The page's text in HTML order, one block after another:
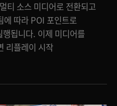
티 소스 미디어로 전환되고
에 따라 POI 포인트로
됩니다. 이제 미디어를
리플레이 시작